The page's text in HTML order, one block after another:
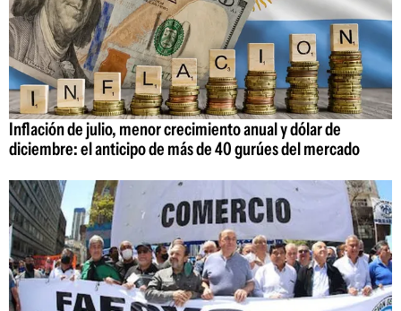
Inflación de julio, menor crecimiento anual y dólar de
diciembre: el anticipo de más de 40 gurúes del mercado